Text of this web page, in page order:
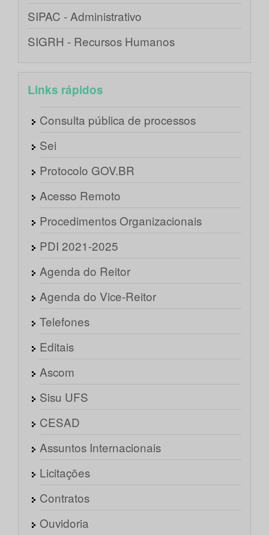
SIPAC - Administrativo
SIGRH - Recursos Humanos
Links rápidos
Consulta pública de processos
Sei
Protocolo GOV.BR
Acesso Remoto
Procedimentos Organizacionais
PDI 2021-2025
Agenda do Reitor
Agenda do Vice-Reitor
Telefones
Editais
Ascom
Sisu UFS
CESAD
Assuntos Internacionais
Licitações
Contratos
Ouvidoria